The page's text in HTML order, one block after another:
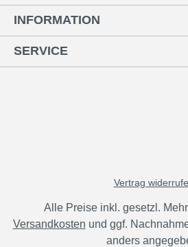
INFORMATION
SERVICE
Vertrag
Alle Preise inkl. gesetzl.
Versandkosten und ggf.
anders